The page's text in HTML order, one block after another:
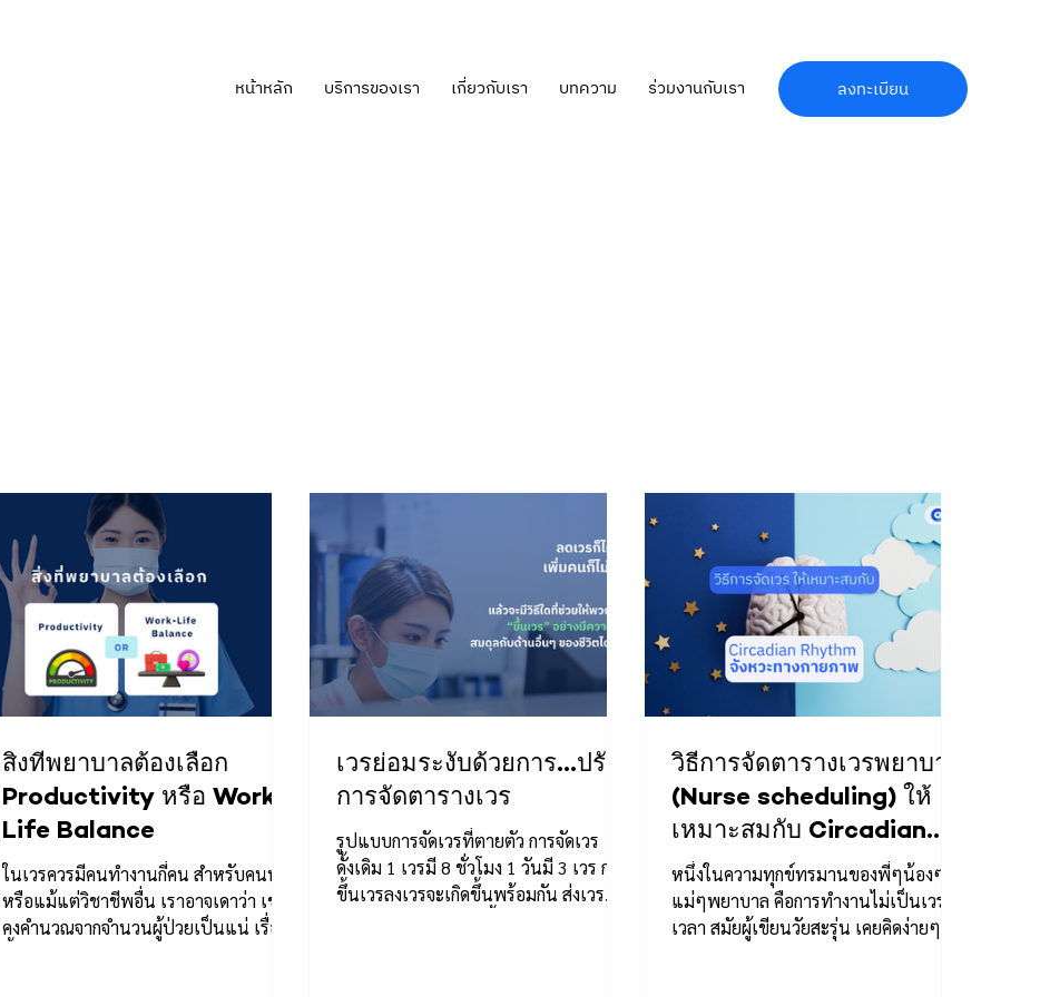
หน้าหลัก บริการของเรา เกี่ยวกับเรา บทความ ร่วมงานกับเรา ลงทะเบียน
สิ่งที่พยาบาลต้องเลือก
Productivity หรือ Work-
Life Balance
ในเวรควรมีคนทำงานกี่คน สำหรับคนนอก
หรือแม้แต่วิชาชีพอื่น เราอาจเดาว่า เขา
คงคำนวณจากจำนวนผู้ป่วยเป็นแน่ เรื่อง
เวรย่อมระงับด้วยการ…ปรับ
การจัดตารางเวร
รูปแบบการจัดเวรที่ตายตัว การจัดเวร
ดั้งเดิม 1 เวรมี 8 ชั่วโมง 1 วันมี 3 เวร การ
ขึ้นเวรลงเวรจะเกิดขึ้นพร้อมกัน ส่งเวร
วิธีการจัดตารางเวรพยาบาล
(Nurse scheduling) ให้
เหมาะสมกับ Circadian
Rhythm จังหวะทาง
กายภาพ
หนึ่งในความทุกข์ทรมานของพี่ๆน้องๆ
แม่ๆพยาบาล คือการทำงานไม่เป็นเวร่ำ
เวลา สมัยผู้เขียนวัยสะรุ่น เคยคิดง่ายๆแค่